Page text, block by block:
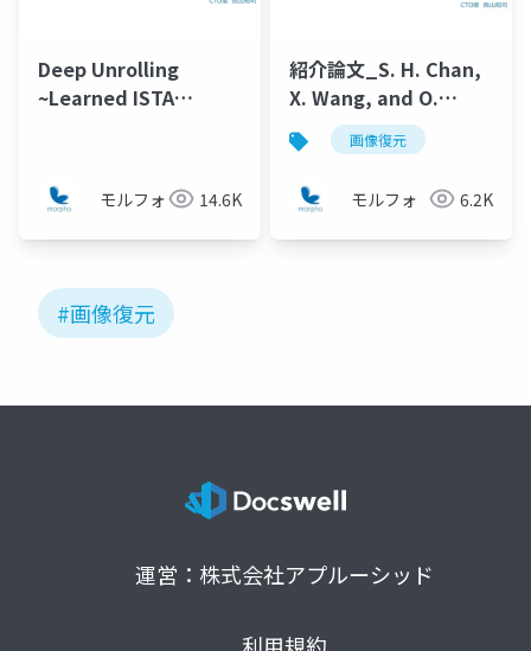
Deep Unrolling
~Learned ISTA
モルフォ 14.6K
紹介論文_S. H. Chan,
X. Wang, and O.
A.Elgendy, ”Plug and
Play ADMM for Image
RestorationFixed
Point Convergence
and Applications”
画像復元
モルフォ 6.2K
#画像復元
運営：株式会社アプルーシッド
利用規約